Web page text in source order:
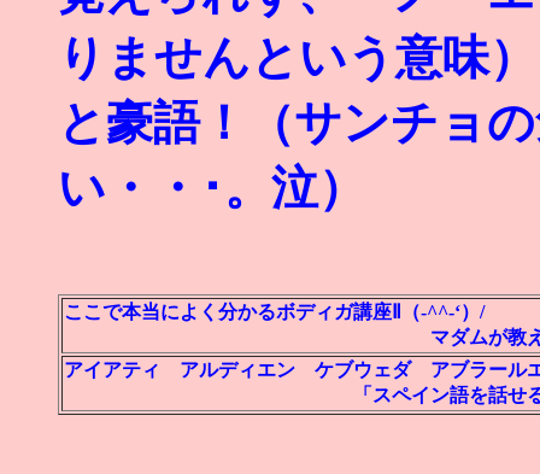
りませんという意味
と豪語！（サンチョ
い・・･。泣）
ここで本当によく分かるボディガ講座Ⅱ（-^^-‘）/
マダムが教えたスペイ
アイアティ アルディエン ケブウェダ アブラール
「スペイン語を話せる人はい